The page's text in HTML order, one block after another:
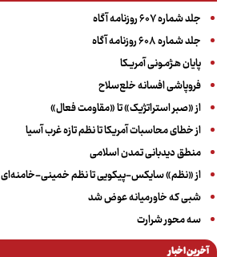
جلد شماره ۶۰۷ روزنامه آگاه
جلد شماره ۶۰۸ روزنامه آگاه
پایان هـژمـونی آمریـکا
فروپاشی افسانه خلع‌سلاح
از «صبر استراتژیک» تا «مقاومت فعال»
از خطای محاسبات آمریکا تا نظم تازه غرب آسیا
منطق دیدبانی تمدن اسلامی
از «نظم» سایکس-پیکویی تا نظم خمینی-خامنه‌ای
شبی که خاورمیانه عوض شد
سه‌ محور شرارت
آخرین اخبار